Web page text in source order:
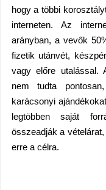
hogy a többi
interneten. Az
arányban, a vevők
fizetik utánvét,
vagy előre utalással.
nem tudta
karácsonyi
legtöbben saját
összeadják a
erre a célra.